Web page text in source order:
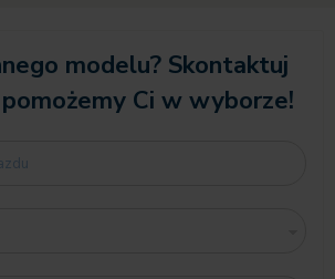
modelu? Skontaktuj
Ci w wyborze!